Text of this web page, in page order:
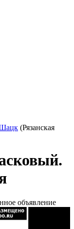
(Рязанская
объявление